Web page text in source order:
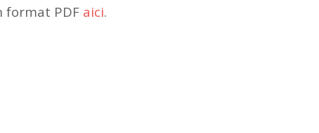
format PDF aici.